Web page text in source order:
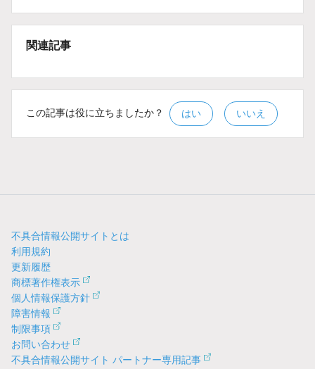
関連記事
この記事は役に立ちましたか？ はい いいえ
不具合情報公開サイトとは
利用規約
更新履歴
商標著作権表示
個人情報保護方針
障害情報
制限事項
お問い合わせ
不具合情報公開サイト パートナー専用記事